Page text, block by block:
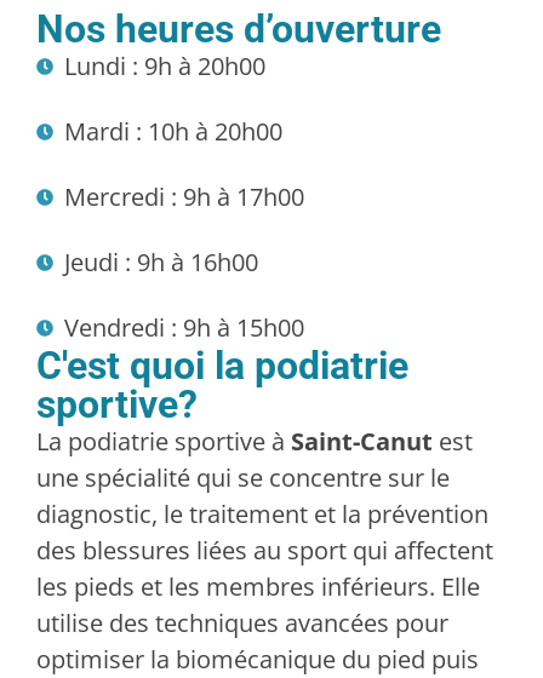
Nos heures d’ouverture
Lundi : 9h à 20h00
Mardi : 10h à 20h00
Mercredi : 9h à 17h00
Jeudi : 9h à 16h00
Vendredi : 9h à 15h00
C'est quoi la podiatrie
sportive?
La podiatrie sportive à Saint-Canut est
une spécialité qui se concentre sur le
diagnostic, le traitement et la prévention
des blessures liées au sport qui affectent
les pieds et les membres inférieurs. Elle
utilise des techniques avancées pour
optimiser la biomécanique du pied puis